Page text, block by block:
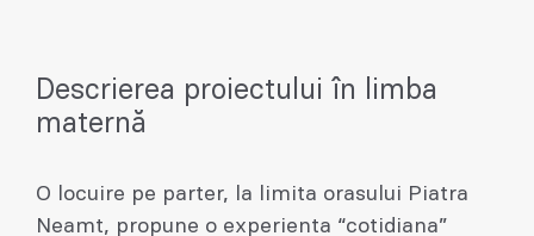
Descrierea proiectului în limba
maternă
O locuire pe parter, la limita orasului Piatra
Neamt, propune o experienta “cotidiana”